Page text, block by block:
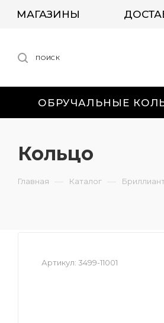
МАГАЗИНЫ
ПОИСК
ОБРУЧАЛЬНЫЕ
Кольцо
Главная — Каталог —
Артикул: 3499-11001